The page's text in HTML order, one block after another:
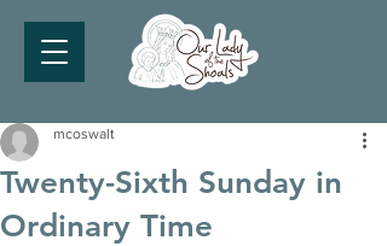
Twenty-Sixth Sunday in
Ordinary Time
mcoswalt